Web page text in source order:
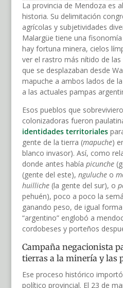
La provincia de Mendoza es
historia. Su delimitación
agrícolas y subjetividades
Malargüe tiene una
hay fortuna minera, cielos
ver el rastro más nítido de
que se desplazaban desde
mapuche a ambos lados de
a las actuales pampas
Esos pueblos que
colonizadoras fueron
identidades territoriales
gente de la tierra (mapuche)
blanco invasor). Así, como
donde antes había picunche
(gente del este), ngulucheo
huilliche(la gente del sur), o
pehuén), poco a poco la
ganando peso, de igual
“argentino” englobó a
cordobeses y porteños
Campaña negacionista
tierras a la minería y las
Ese proceso histórico
político provincial. El 23 de